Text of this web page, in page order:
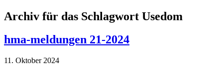
Archiv für das Schlagwort Usedom
hma-meldungen 21-2024
11. Oktober 2024